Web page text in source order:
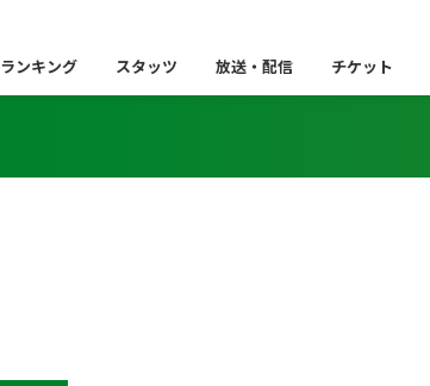
ランキング スタッツ 放送・配信 チケット